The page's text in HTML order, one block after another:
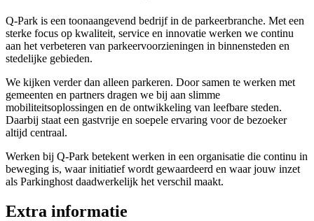
Q-Park is een toonaangevend bedrijf in de parkeerbranche. Met een
sterke focus op kwaliteit, service en innovatie werken we continu
aan het verbeteren van parkeervoorzieningen in binnensteden en
stedelijke gebieden.
We kijken verder dan alleen parkeren. Door samen te werken met
gemeenten en partners dragen we bij aan slimme
mobiliteitsoplossingen en de ontwikkeling van leefbare steden.
Daarbij staat een gastvrije en soepele ervaring voor de bezoeker
altijd centraal.
Werken bij Q-Park betekent werken in een organisatie die continu in
beweging is, waar initiatief wordt gewaardeerd en waar jouw inzet
als Parkinghost daadwerkelijk het verschil maakt.
Extra informatie